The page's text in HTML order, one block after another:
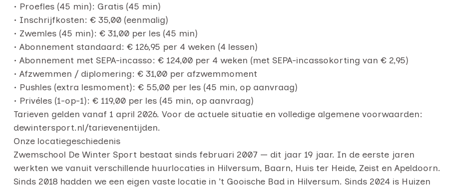
• Proefles (45 min): Gratis (45 min)
• Inschrijfkosten: € 35,00 (eenmalig)
• Zwemles (45 min): € 31,00 per les (45 min)
• Abonnement standaard: € 126,95 per 4 weken (4 lessen)
• Abonnement met SEPA-incasso: € 124,00 per 4 weken (met SEPA-incassokorting van € 2,95)
• Afzwemmen / diplomering: € 31,00 per afzwemmoment
• Pushles (extra lesmoment): € 55,00 per les (45 min, op aanvraag)
• Privéles (1-op-1): € 119,00 per les (45 min, op aanvraag)
Tarieven gelden vanaf 1 april 2026. Voor de actuele situatie en volledige algemene voorwaarden:
dewintersport.nl/tarievenentijden.
Onze locatiegeschiedenis
Zwemschool De Winter Sport bestaat sinds februari 2007 — dit jaar 19 jaar. In de eerste jaren
werkten we vanuit verschillende huurlocaties in Hilversum, Baarn, Huis ter Heide, Zeist en Apeldoorn.
Sinds 2018 hadden we een eigen vaste locatie in ’t Gooische Bad in Hilversum. Sinds 2024 is Huizen